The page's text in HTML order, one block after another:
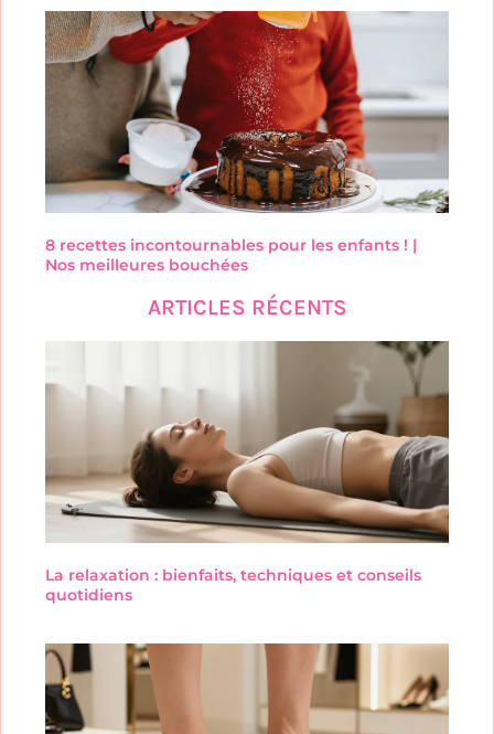
8 recettes incontournables pour les enfants ! |
Nos meilleures bouchées
ARTICLES RÉCENTS
La relaxation : bienfaits, techniques et conseils
quotidiens